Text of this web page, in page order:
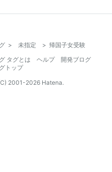
> 未指定 > 帰国子女受験
タグとは
ヘルプ
開発ブログ
トップ
2001-2026 Hatena.